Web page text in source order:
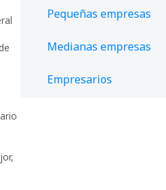
,
Pequeñas empresas
Medianas empresas
Empresarios